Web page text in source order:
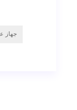
جهاز